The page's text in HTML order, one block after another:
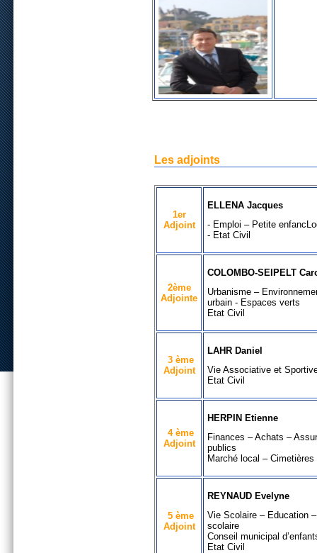
Les adjoints
1er
Adjoint
ELLENA Jacques
- Emploi – Petite
- Etat Civil
2ème
Adjointe
COLOMBO-SEIPELT
Urbanisme –
urbain - Espaces verts
Etat Civil
3 ème
Adjoint
LAHR Daniel
Vie Associative et
Etat Civil
4 ème
Adjoint
HERPIN Etienne
Finances – Achats –
publics
Marché local –
5 ème
Adjoint
REYNAUD Evelyne
Vie Scolaire – Education
scolaire
Conseil municipal
Etat Civil